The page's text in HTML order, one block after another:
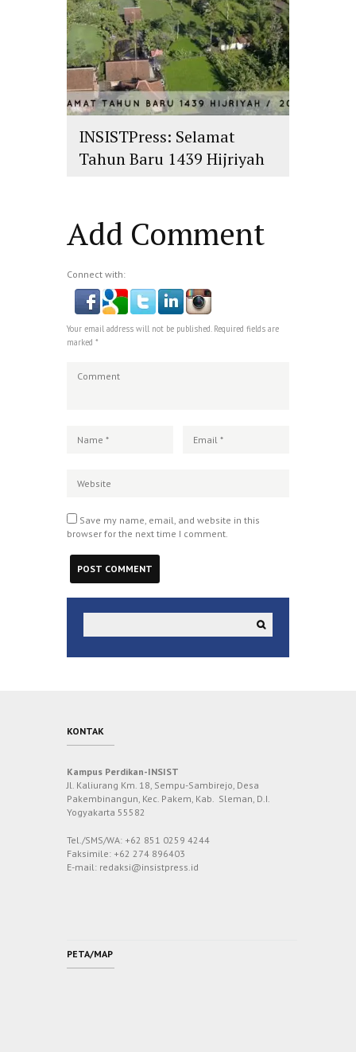
INSISTPress: Selamat
Tahun Baru 1439 Hijriyah
Add Comment
Connect with:
Your email address will not be published. Required fields are
marked *
Save my name, email, and website in this
browser for the next time I comment.
KONTAK
Kampus Perdikan-INSIST
Jl. Kaliurang Km. 18, Sempu-Sambirejo, Desa
Pakembinangun, Kec. Pakem, Kab. Sleman, D.I.
Yogyakarta 55582
Tel./SMS/WA: +62 851 0259 4244
Faksimile: +62 274 896403
E-mail: redaksi@insistpress.id
PETA/MAP